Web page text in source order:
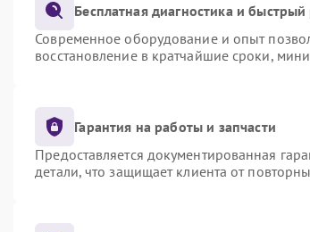
Бесплатная диагностика и
Современное оборудование и опыт
восстановление в кратчайшие сроки,
Гарантия на работы и запчасти
Предоставляется документированная
детали, что защищает клиента от